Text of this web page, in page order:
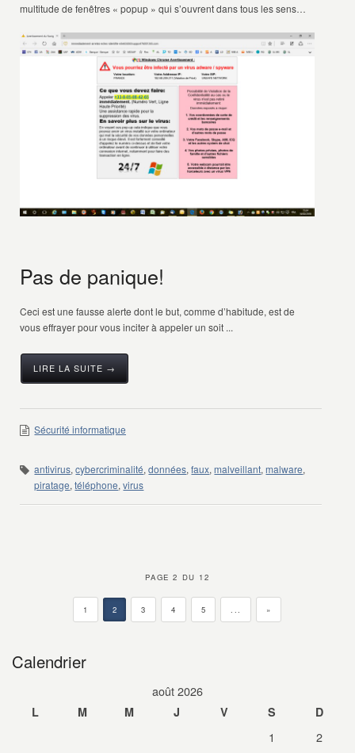
multitude de fenêtres « popup » qui s’ouvrent dans tous les sens…
Pas de panique!
Ceci est une fausse alerte dont le but, comme d’habitude, est de
vous effrayer pour vous inciter à appeler un soit ...
LIRE LA SUITE →
Sécurité informatique
antivirus,cybercriminalité,données,faux,malveillant,malware,
piratage,téléphone,virus
PAGE 2 DU 12
1 2 3 4 5 ... »
Calendrier
août 2026
L M M J V S D
1
2